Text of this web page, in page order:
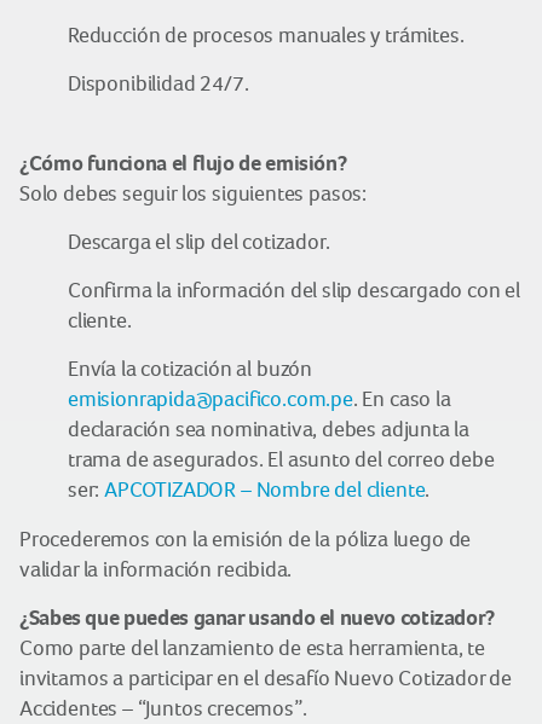
Reducción de procesos manuales y trámites.
Disponibilidad 24/7.
¿Cómo funciona el flujo de emisión?
Solo debes seguir los siguientes pasos:
Descarga el slip del cotizador.
Confirma la información del slip descargado con el
cliente.
Envía la cotización al buzón
emisionrapida@pacifico.com.pe. En caso la
declaración sea nominativa, debes adjunta la
trama de asegurados. El asunto del correo debe
ser:APCOTIZADOR – Nombre del cliente.
Procederemos con la emisión de la póliza luego de
validar la información recibida.
¿Sabes que puedes ganar usando el nuevo cotizador?
Como parte del lanzamiento de esta herramienta, te
invitamos a participar en el desafío Nuevo Cotizador de
Accidentes – “Juntos crecemos”.